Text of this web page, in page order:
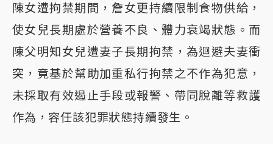
陳女遭拘禁期間，詹女更持續限制食物供給，
使女兒長期處於營養不良、體力衰竭狀態。而
陳父明知女兒遭妻子長期拘禁，為迴避夫妻衝
突，竟基於幫助加重私行拘禁之不作為犯意，
未採取有效遏止手段或報警、帶同脫離等救護
作為，容任該犯罪狀態持續發生。